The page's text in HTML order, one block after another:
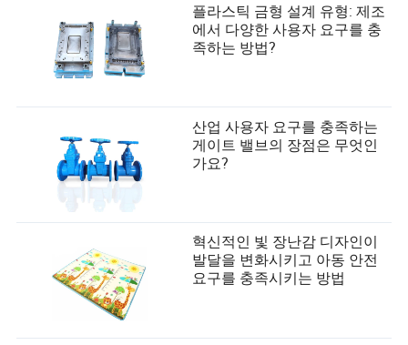
플라스틱 금형 설계 유형: 제조
에서 다양한 사용자 요구를 충
족하는 방법?
산업 사용자 요구를 충족하는
게이트 밸브의 장점은 무엇인
가요?
혁신적인 빛 장난감 디자인이
발달을 변화시키고 아동 안전
요구를 충족시키는 방법